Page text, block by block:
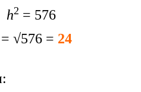
h2 = 576
= √576 = 24